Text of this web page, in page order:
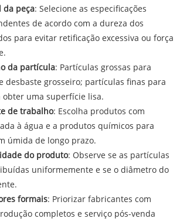
da peça: Selecione as especificações
de acordo com a dureza dos
​​para evitar retificação excessiva ou força
da partícula: Partículas grossas para
desbaste grosseiro; partículas finas para
uma superfície lisa.
de trabalho: Escolha produtos com
à água e a produtos químicos para
úmida de longo prazo.
do produto: Observe se as partículas
uniformemente e se o diâmetro do
formais: Priorizar fabricantes com
completos e serviço pós-venda